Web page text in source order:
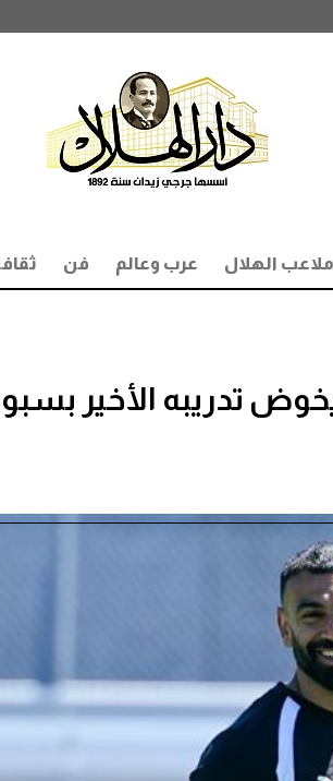
ملاعب الهلال عرب وعالم فن
مصر يخوض تدريبه الأخير